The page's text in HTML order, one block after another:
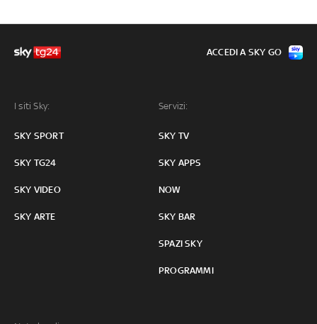
I siti Sky:
SKY SPORT
SKY TG24
SKY VIDEO
SKY ARTE
Servizi:
SKY TV
SKY APPS
NOW
SKY BAR
SPAZI SKY
PROGRAMMI
ACCEDI A SKY GO